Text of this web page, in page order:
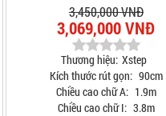
3,450,000 VNĐ
3,069,000 VNĐ
Thương hiệu: Xstep
Kích thước rút gọn: 90cm
Chiều cao chữ A: 1.9m
Chiều cao chữ I: 3.8m